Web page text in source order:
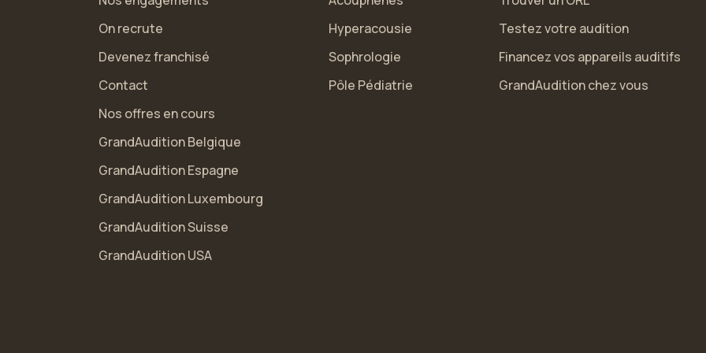
On recrute
Devenez franchisé
Contact
Nos offres en cours
GrandAudition Belgique
GrandAudition Espagne
GrandAudition Luxembourg
GrandAudition Suisse
GrandAudition USA
Hyperacousie
Sophrologie
Pôle Pédiatrie
Testez votre audition
Financez vos appareils auditifs
GrandAudition chez vous